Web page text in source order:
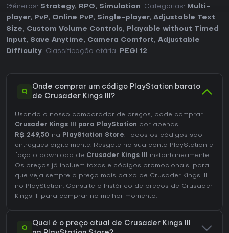
Géneros: Strategy, RPG, Simulation. Categorias:
Multi-
player, PvP, Online PvP, Single-player, Adjustable Text
Size, Custom Volume Controls,
Playable without Timed
Input, Save Anytime, Camera Comfort, Adjustable
Difficulty. Classificação etária: PEGI 12.
Q
Onde comprar um código PlayStation barato
de Crusader Kings III?
Usando o nosso comparador de preços, pode comprar
Crusader Kings III para PlayStation por apenas
R$ 249,50 na PlayStation Store. Todos os códigos são
entregues digitalmente. Resgate na sua conta PlayStation e
faça o download de Crusader Kings III
instantaneamente.
Os preços já incluem taxas e códigos promocionais, para
que veja sempre o preço mais baixo de Crusader Kings III
no PlayStation. Consulte o histórico de preços de Crusader
Kings III
para comprar no melhor momento.
Q
Qual é o preço atual de Crusader Kings III